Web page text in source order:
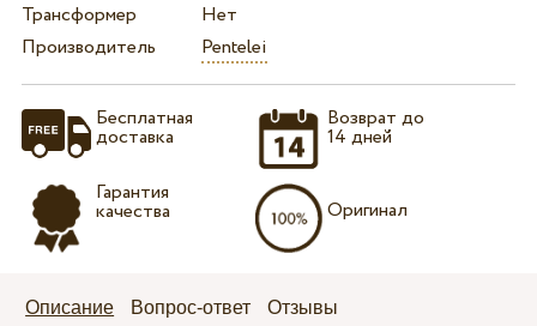
Трансформер
Нет
Производитель
Pentelei
Бесплатная
доставка
Гарантия
качества
Возврат до
14 дней
Оригинал
Описание Вопрос-ответ Отзывы